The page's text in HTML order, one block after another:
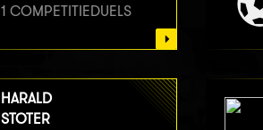
1 COMPETITIEDUELS
HARALD
STOTER